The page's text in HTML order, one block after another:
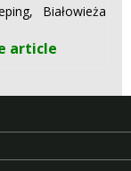
Białowieża
article